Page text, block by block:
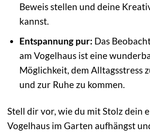
Beweis stellen und deine
kannst.
Entspannung pur: Das
am Vogelhaus ist eine
Möglichkeit, dem Alltagsstress
und zur Ruhe zu kommen.
Stell dir vor, wie du mit Stolz dein
Vogelhaus im Garten aufhängst